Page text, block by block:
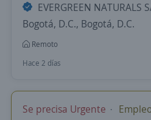
EVERGREEN NATURALS
Bogotá, D.C., Bogotá, D.C.
Remoto
Hace 2 días
Se precisa Urgente